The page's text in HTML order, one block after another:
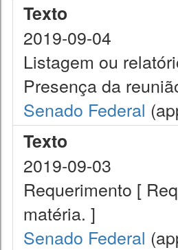
Texto
2019-09-04
Listagem ou
Presença da
Senado Federal
Texto
2019-09-03
Requerimento [
matéria. ]
Senado Federal